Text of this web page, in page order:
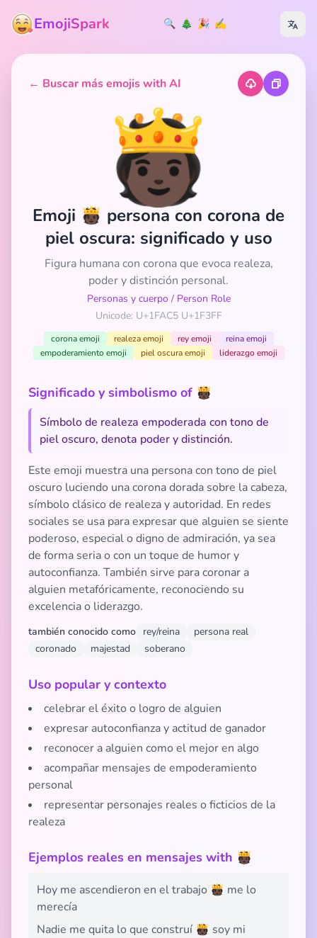
EmojiSpark 🔍 🎄 🎉 ✍️
← Buscar más emojis with AI
🫅🏿
Emoji 🫅🏿 persona con corona de
piel oscura: significado y uso
Figura humana con corona que evoca realeza,
poder y distinción personal.
Personas y cuerpo / Person Role
Unicode: U+1FAC5 U+1F3FF
corona emoji realeza emoji rey emoji
reina emoji
empoderamiento emoji
piel oscura emoji liderazgo emoji
Significado y simbolismo of 🫅🏿
Símbolo de realeza empoderada con tono de
piel oscuro, denota poder y distinción.
Este emoji muestra una persona con tono de piel
oscuro luciendo una corona dorada sobre la cabeza,
símbolo clásico de realeza y autoridad. En redes
sociales se usa para expresar que alguien se siente
poderoso, especial o digno de admiración, ya sea
de forma seria o con un toque de humor y
autoconfianza. También sirve para coronar a
alguien metafóricamente, reconociendo su
excelencia o liderazgo.
también conocido como rey/reina
persona real
coronado
majestad soberano
Uso popular y contexto
celebrar el éxito o logro de alguien
expresar autoconfianza y actitud de ganador
reconocer a alguien como el mejor en algo
acompañar mensajes de empoderamiento
personal
representar personajes reales o ficticios de la
realeza
Ejemplos reales en mensajes with 🫅🏿
Hoy me ascendieron en el trabajo 🫅🏿 me lo
merecía
Nadie me quita lo que construí 🫅🏿 soy mi